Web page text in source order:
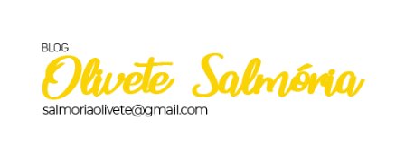
conteúdo